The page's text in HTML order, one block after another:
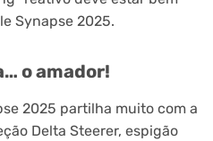
Synapse 2025.
o amador!
2025 partilha muito com a
Delta Steerer, espigão